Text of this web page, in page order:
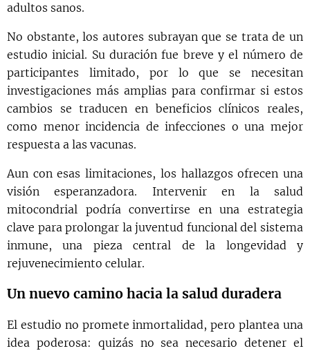
adultos sanos.
No obstante, los autores subrayan que se trata de un
estudio inicial. Su duración fue breve y el número de
participantes limitado, por lo que se necesitan
investigaciones más amplias para confirmar si estos
cambios se traducen en beneficios clínicos reales,
como menor incidencia de infecciones o una mejor
respuesta a las vacunas.
Aun con esas limitaciones, los hallazgos ofrecen una
visión esperanzadora. Intervenir en la salud
mitocondrial podría convertirse en una estrategia
clave para prolongar la juventud funcional del sistema
inmune, una pieza central de la longevidad y
rejuvenecimiento celular.
Un nuevo camino hacia la salud duradera
El estudio no promete inmortalidad, pero plantea una
idea poderosa: quizás no sea necesario detener el